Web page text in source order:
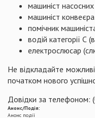
машиніст
машиніст
помічник
водій категорії С
електрослюсар
Не відкладайте
початком нового
Довідки за телефоном:
Анонс/Подія:
Анонс події